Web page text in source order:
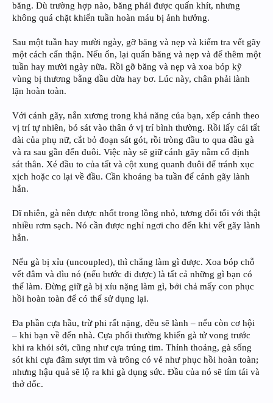
băng. Dù trường hợp nào, băng phải được quấn khít, nhưng
không quá chặt khiến tuần hoàn máu bị ảnh hưởng.
Sau một tuần hay mười ngày, gỡ băng và nẹp và kiểm tra vết gãy
một cách cẩn thận. Nếu ổn, lại quấn băng và nẹp và để thêm một
tuần hay mười ngày nữa. Rồi gỡ băng và nẹp và xoa bóp kỹ
vùng bị thương bằng dầu dừa hay bơ. Lúc này, chân phải lành
lặn hoàn toàn.
Với cánh gãy, nắn xương trong khả năng của bạn, xếp cánh theo
vị trí tự nhiên, bó sát vào thân ở vị trí bình thường. Rồi lấy cái tất
dài của phụ nữ, cắt bỏ đoạn sát gót, rồi tròng đầu to qua đầu gà
và ra sau gần đến đuôi. Việc này sẽ giữ cánh gãy nằm cố định
sát thân. Xé đầu to của tất và cột xung quanh đuôi để tránh xục
xịch hoặc co lại về đầu. Cần khoảng ba tuần để cánh gãy lành
hẳn.
Dĩ nhiên, gà nên được nhốt trong lồng nhỏ, tương đối tối với thật
nhiều rơm sạch. Nó cần được nghỉ ngơi cho đến khi vết gãy lành
hẳn.
Nếu gà bị xỉu (uncoupled), thì chẳng làm gì được. Xoa bóp chỗ
vết đâm và dìu nó (nếu bước đi được) là tất cả những gì bạn có
thể làm. Đừng giữ gà bị xỉu nặng làm gì, bởi chả mấy con phục
hồi hoàn toàn để có thể sử dụng lại.
Đa phần cựa hầu, trừ phi rất nặng, đều sẽ lành – nếu còn cơ hội
– khi bạn về đến nhà. Cựa phổi thường khiến gà tử vong trước
khi ra khỏi sới, cũng như cựa trúng tim. Thỉnh thoảng, gà sống
sót khi cựa đâm sượt tim và trông có vẻ như phục hồi hoàn toàn;
nhưng hậu quả sẽ lộ ra khi gà dụng sức. Đầu của nó sẽ tím tái và
thở dốc.